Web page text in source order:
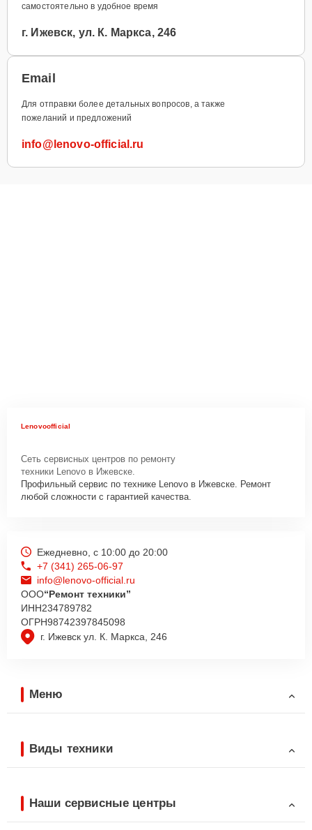
самостоятельно в удобное время
г. Ижевск, ул. К. Маркса, 246
Email
Для отправки более детальных вопросов, а также
пожеланий и предложений
info@lenovo-official.ru
Lenovoofficial
Сеть сервисных центров по ремонту
техники Lenovo в Ижевске.
Профильный сервис по технике Lenovo в Ижевске. Ремонт
любой сложности с гарантией качества.
г. Ижевск ул. К. Маркса, 246
Ежедневно, с 10:00 до 20:00
+7 (341) 265-06-97
info@lenovo-official.ru
ООО“Ремонт техники”
ИНН234789782
ОГРН98742397845098
Меню
Виды техники
Наши сервисные центры